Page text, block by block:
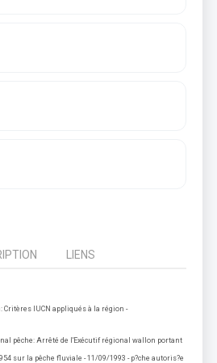
LIENS
Critères IUCN appliqués à la région -
pêche: Arrêté de l'Exécutif régional wallon portant
sur la pêche fluviale - 11/09/1993 - p?che autoris?e